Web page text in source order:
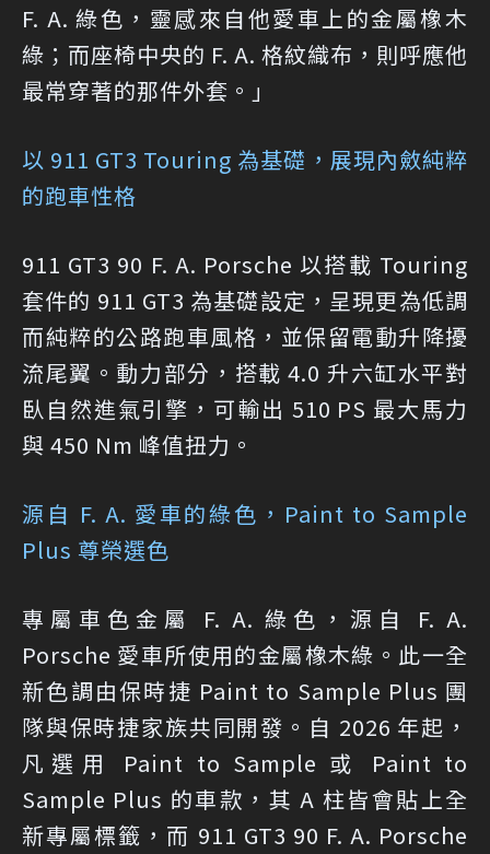
F. A. 綠色，靈感來自他愛車上的金屬橡木
綠；而座椅中央的 F. A. 格紋織布，則呼應他
最常穿著的那件外套。」
以 911 GT3 Touring 為基礎，展現內斂純粹
的跑車性格
911 GT3 90 F. A. Porsche 以搭載 Touring
套件的 911 GT3 為基礎設定，呈現更為低調
而純粹的公路跑車風格，並保留電動升降擾
流尾翼。動力部分，搭載 4.0 升六缸水平對
臥自然進氣引擎，可輸出 510 PS 最大馬力
與 450 Nm 峰值扭力。
源自 F. A. 愛車的綠色，Paint to Sample
Plus 尊榮選色
專屬車色金屬 F. A. 綠色，源自 F. A.
Porsche 愛車所使用的金屬橡木綠。此一全
新色調由保時捷 Paint to Sample Plus 團
隊與保時捷家族共同開發。自 2026 年起，
凡選用 Paint to Sample 或 Paint to
Sample Plus 的車款，其 A 柱皆會貼上全
新專屬標籤，而 911 GT3 90 F. A. Porsche